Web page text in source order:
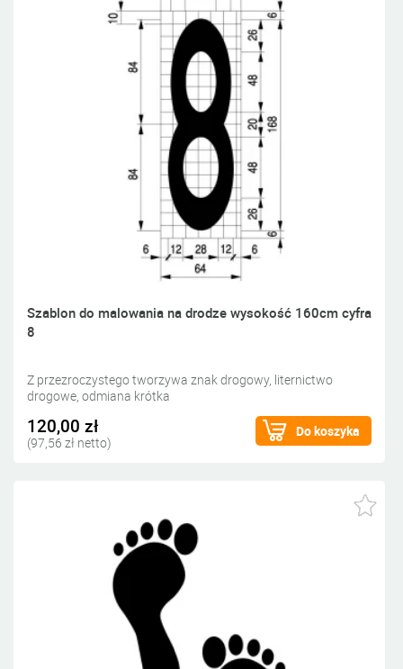
Szablon do malowania na drodze wysokość 160cm cyfra
8
Z przezroczystego tworzywa znak drogowy, liternictwo
drogowe, odmiana krótka
120,00 zł
(97,56 zł netto)
Do koszyka